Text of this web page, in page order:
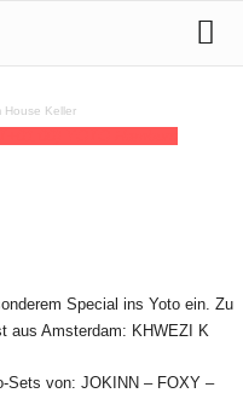
House Keller
Special ins Yoto ein. Zu
aus Amsterdam: KHWEZI K
Sets von: JOKINN – FOXY –